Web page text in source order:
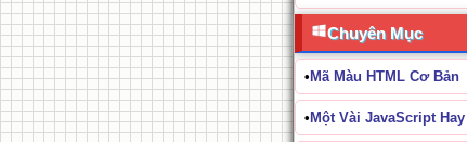
Chuyên Mục
• Mã Màu HTML Cơ Bản
• Một Vài JavaScript Hay